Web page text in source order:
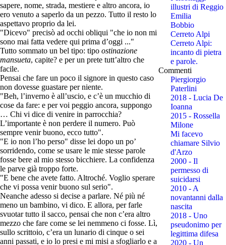
sapere, nome, strada, mestiere e altro ancora, io
ero venuto a saperlo da un pezzo. Tutto il resto lo
aspettavo proprio da lei.
"Dicevo" precisò ad occhi obliqui "che io non mi
sono mai fatta vedere qui prima d’oggi ..."
Tutto sommato un bel tipo: tipo ostinazione
mansueta, capite? e per un prete tutt’altro che
facile.
Pensai che fare un poco il signore in questo caso
non dovesse guastare per niente.
"Beh, l’inverno è all’uscio, e c’è un mucchio di
cose da fare: e per voi peggio ancora, suppongo
… Chi vi dice di venire in parrocchia?
L’importante è non perdere il numero. Può
sempre venir buono, ecco tutto".
"E io non l’ho perso" disse lei dopo un po’
sorridendo, come se usare le mie stesse parole
fosse bere al mio stesso bicchiere. La confidenza
le parve già troppo forte.
"E bene che avete fatto. Altroché. Voglio sperare
che vi possa venir buono sul serio".
Neanche adesso si decise a parlare. Né più né
meno un bambino, vi dico. E allora, per farle
svuotar tutto il sacco, pensai che non c’era altro
mezzo che fare come se lei nemmeno ci fosse. Lì,
sullo scrittoio, c’era un lunario di cinque o sei
anni passati, e io lo presi e mi misi a sfogliarlo e a
illustri di Reggio
Emilia
Bobbio
Cerreto Alpi
Cerreto Alpi:
incanto di pietra
e parole.
Commenti
Piergiorgio
Paterlini
2018 - Lucia De
Ioanna
2015 - Rossella
Milone
Mi facevo
chiamare Silvio
d'Arzo
2000 - Il
permesso di
suicidarsi
2010 - A
novantanni dalla
nascita
2018 - Uno
pseudonimo per
legittima difesa
2020 - Un